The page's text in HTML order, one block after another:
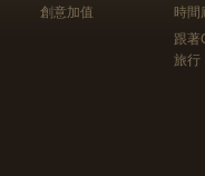
創意加值
時間
跟
旅行